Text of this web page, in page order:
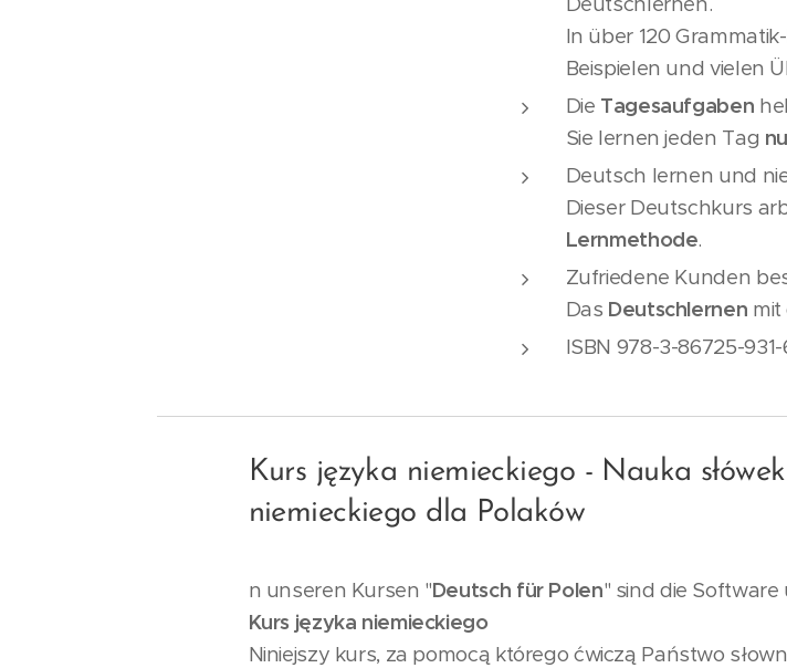
In über 120
Beispielen und vielen
Die Tagesaufgaben
Sie lernen jeden Tag
Deutsch lernen und
Dieser Deutschkurs
Lernmethode.
Zufriedene Kunden
Das Deutschlernen mit
ISBN 978-3-86725-931-
Kurs języka niemieckiego - Nauka
niemieckiego dla Polaków
n unseren Kursen "Deutsch für Polen" sind die
Kurs języka niemieckiego
Niniejszy kurs, za pomocą którego ćwiczą Państwo